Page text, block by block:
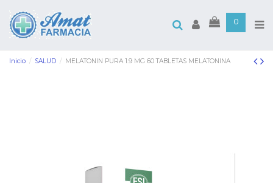
0
Inicio SALUD MELATONIN PURA 1.9 MG 60 TABLETAS MELATONINA